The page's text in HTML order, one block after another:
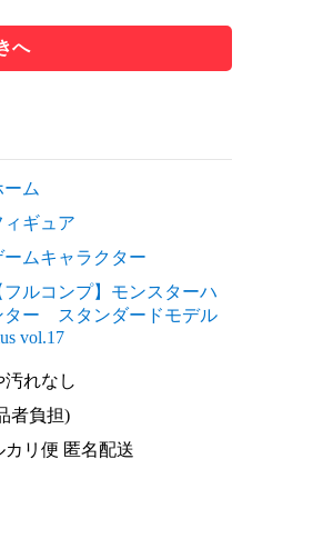
へ
ーム
ィギュア
ームキャラクター
フルコンプ】モンスターハ
ター スタンダードモデル
vol.17
汚れなし
者負担)
カリ便 匿名配送